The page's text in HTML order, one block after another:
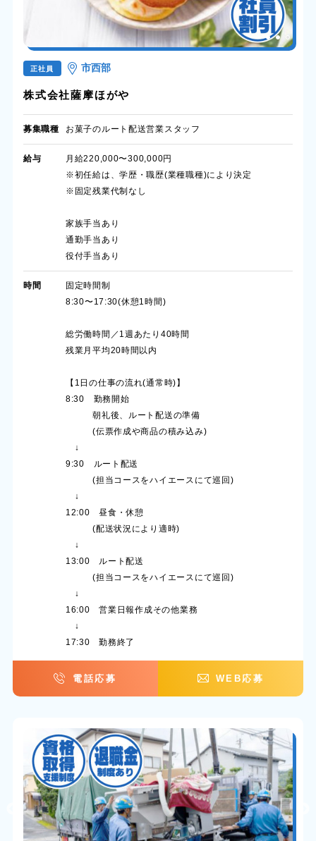
正社員 市西部
株式会社薩摩ほがや
募集職種 お菓子のルート配送営業スタッフ
給与
月給220,000〜300,000円
※初任給は、学歴・職歴(業種職種)により決定
※固定残業代制なし
家族手当あり
通勤手当あり
役付手当あり
時間
固定時間制
8:30〜17:30(休憩1時間)
総労働時間／1週あたり40時間
残業月平均20時間以内
【1日の仕事の流れ(通常時)】
8:30 勤務開始
朝礼後、ルート配送の準備
(伝票作成や商品の積み込み)
↓
9:30 ルート配送
(担当コースをハイエースにて巡回)
↓
12:00 昼食・休憩
(配送状況により適時)
↓
13:00 ルート配送
(担当コースをハイエースにて巡回)
↓
16:00 営業日報作成その他業務
↓
17:30 勤務終了
電話応募 WEB応募